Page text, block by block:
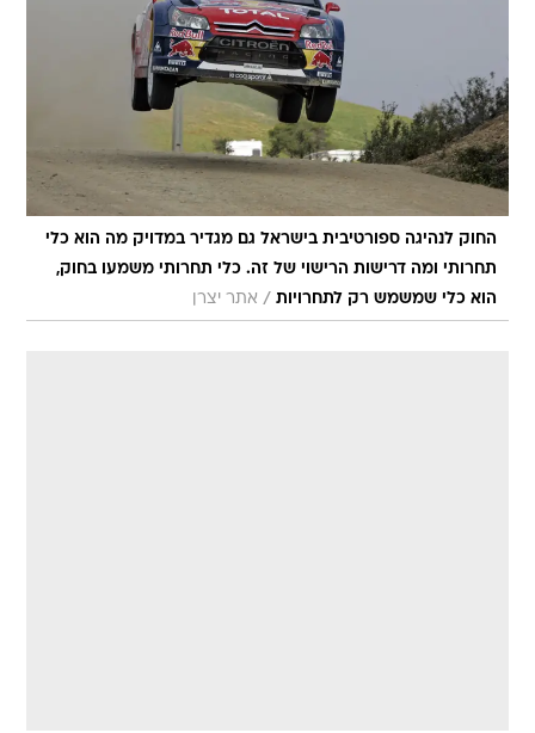
החוק לנהיגה ספורטיבית בישראל גם מגדיר במדויק מה הוא כלי
תחרותי ומה דרישות הרישוי של זה. כלי תחרותי משמעו בחוק,
הוא כלי שמשמש רק לתחרויות / אתר יצרן